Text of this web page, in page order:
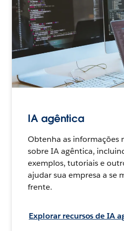
IA agêntica
Obtenha as informações
sobre IA agêntica,
exemplos, tutoriais e
ajudar sua empresa a se
frente.
Explorar recursos de IA